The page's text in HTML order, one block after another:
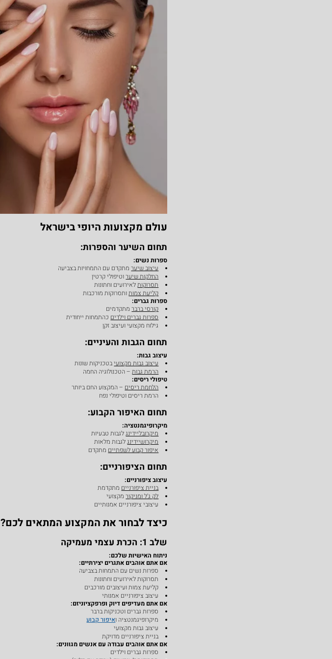
עולם מקצועות היופי בישראל
תחום השיער והספרות:
ספרות נשים:
עיצוב שיערמתקדם עם התמחויות בצביעה
החלקות שיערוטיפולי קרטין
תסרוקותלאירועים וחתונות
קליעת צמותותסרוקות מורכבות
ספרות גברים:
קורסי ברברמתקדמים
ספרות גברים וילדים כהתמחות ייחודית
גילוח מקצועי ועיצוב זקן
תחום הגבות והעיניים:
עיצוב גבות:
עיצוב גבות מקצועיבטכניקות שונות
הרמת גבות– הטכנולוגיה החמה
טיפולי ריסים:
הלחמת ריסים – המקצוע החם ביותר
הרמת ריסים וטיפולי נפח
תחום האיפור הקבוע:
מיקרופיגמנטציה:
מיקרובליידינגלגבות טבעיות
מיקרושיידינגלגבות מלאות
איפור קבוע לשפתיים מתקדם
תחום הציפורניים:
עיצוב ציפורניים:
בניית ציפורניים מתקדמת
לק ג'ל ומניקורמקצועי
עיצובי ציפורניים אמנותיים
כיצד לבחור את המקצוע המתאים לכם?
שלב 1: הכרת עצמי מעמיקה
ניתוח האישיות שלכם:
אם אתם אוהבים אתגרים יצירתיים:
ספרות נשים עם התמחות בצביעה
תסרוקות לאירועים וחתונות
קליעת צמות ועיצובים מורכבים
עיצוב ציפורניים אמנותי
אם אתם מעדיפים דיוק ופרפקציוניזם:
ספרות גברים וטכניקות ברבר
מיקרופיגמנטציה ואיפור קבוע
עיצוב גבות מקצועי
בניית ציפורניים מדויקת
אם אתם אוהבים עבודה עם אנשים מגוונים:
ספרות גברים וילדים